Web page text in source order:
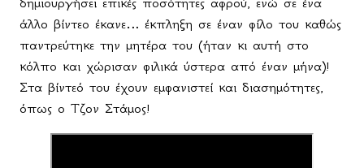
άλλο βίντεο έκανε… έκπληξη σε έναν φίλο του καθώς
παντρεύτηκε την μητέρα του (ήταν κι αυτή στο
κόλπο και χώρισαν φιλικά ύστερα από έναν μήνα)!
Στα βίντεό του έχουν εμφανιστεί και διασημότητες,
όπως ο Τζον Στάμος!